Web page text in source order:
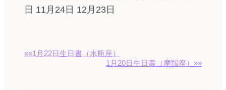
日 11月24日 12月23日
««1月22日生日書（水瓶座）
1月20日生日書（摩羯座）»»